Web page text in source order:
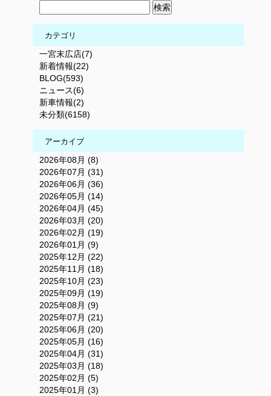
カテゴリ
一宮末広店(7)
新着情報(22)
BLOG(593)
ニュース(6)
新車情報(2)
未分類(6158)
アーカイブ
2026年08月 (8)
2026年07月 (31)
2026年06月 (36)
2026年05月 (14)
2026年04月 (45)
2026年03月 (20)
2026年02月 (19)
2026年01月 (9)
2025年12月 (22)
2025年11月 (18)
2025年10月 (23)
2025年09月 (19)
2025年08月 (9)
2025年07月 (21)
2025年06月 (20)
2025年05月 (16)
2025年04月 (31)
2025年03月 (18)
2025年02月 (5)
2025年01月 (3)